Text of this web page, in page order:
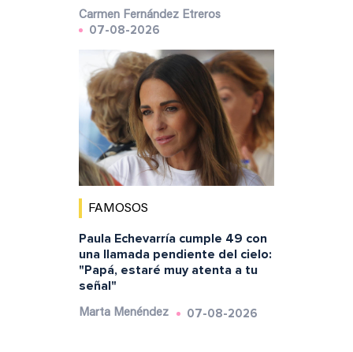
Carmen Fernández Etreros
07-08-2026
FAMOSOS
Paula Echevarría cumple 49 con
una llamada pendiente del cielo:
"Papá, estaré muy atenta a tu
señal"
Marta Menéndez 07-08-2026